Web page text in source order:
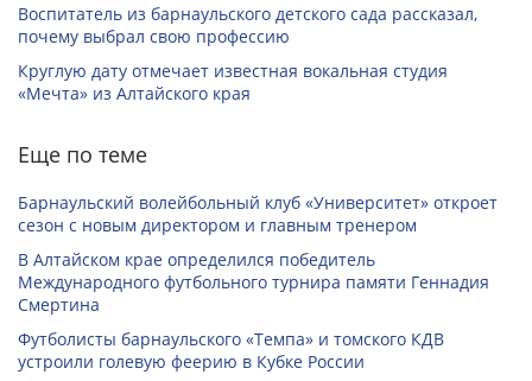
Воспитатель из барнаульского детского сада рассказал,
почему выбрал свою профессию
Круглую дату отмечает известная вокальная студия
«Мечта» из Алтайского края
Еще по теме
Барнаульский волейбольный клуб «Университет» откроет
сезон с новым директором и главным тренером
В Алтайском крае определился победитель
Международного футбольного турнира памяти Геннадия
Смертина
Футболисты барнаульского «Темпа» и томского КДВ
устроили голевую феерию в Кубке России